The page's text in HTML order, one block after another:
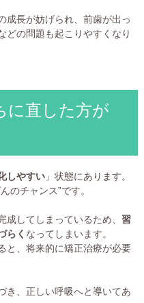
成長が妨げられ、前歯が出っ
どの問題も起こりやすくなり
に直した方が
しやすい」状態にあります。
のチャンス”です。
してしまっているため、 習
らく なってしまいます。
と、将来的に矯正治療が必要
き、正しい呼吸へと導いてあ